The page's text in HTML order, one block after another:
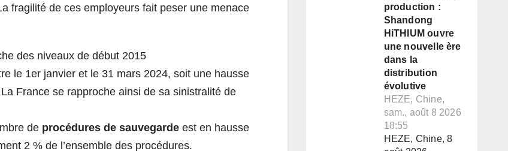
fragilité de ces employeurs fait peser une menace
des niveaux de début 2015
le 1er janvier et le 31 mars 2024, soit une hausse
France se rapproche ainsi de sa sinistralité de
de procédures de sauvegarde est en hausse
2 % de l’ensemble des procédures.
production :
Shandong
HiTHIUM ouvre
une nouvelle ère
dans la
distribution
évolutive
HEZE, Chine,
sam., août 8 2026
18:55
HEZE, Chine, 8